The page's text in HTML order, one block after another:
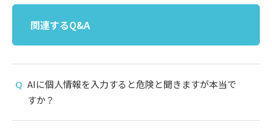
関連するQ&A
AIに個人情報を入力すると危険と聞きますが本当で
すか？